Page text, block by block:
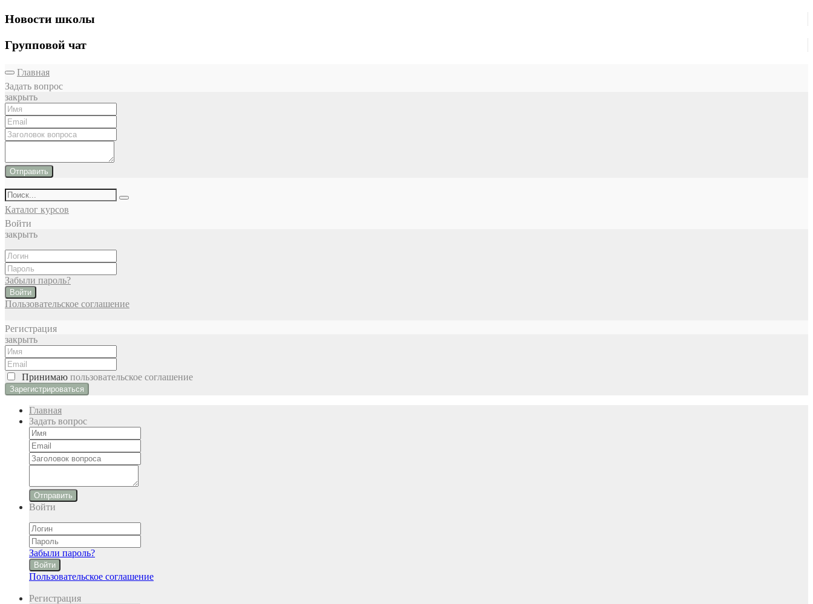
Новости школы
Групповой чат
Главная
Задать вопрос
закрыть
Отправить
Каталог курсов
Войти
закрыть
Забыли пароль?
Войти
Пользовательское соглашение
Регистрация
закрыть
Принимаю пользовательское соглашение
Главная
Задать вопрос
Отправить
Войти
Забыли пароль?
Войти
Пользовательское соглашение
Регистрация